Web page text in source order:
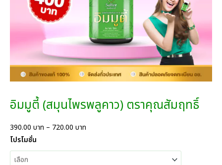
อิมมูตี้ (สมุนไพรพลูคาว) ตราคุณสัมฤทธิ์
390.00 บาท – 720.00 บาท
i
โปรโมชั่น